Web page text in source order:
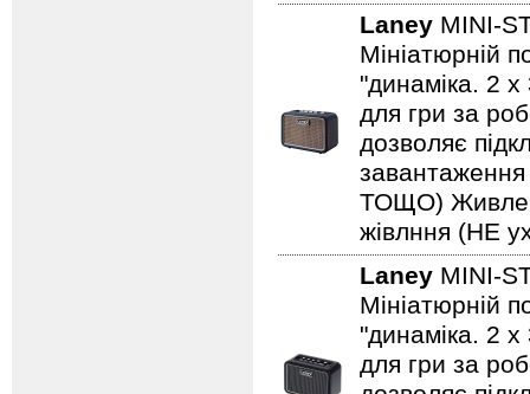
Laney MINI-
Мініатюрній
"динаміка. 2
для гри за
дозволяє
завантаження
ТОЩО)
жівлння (НЕ
Laney MINI-
Мініатюрній
"динаміка. 2
для гри за